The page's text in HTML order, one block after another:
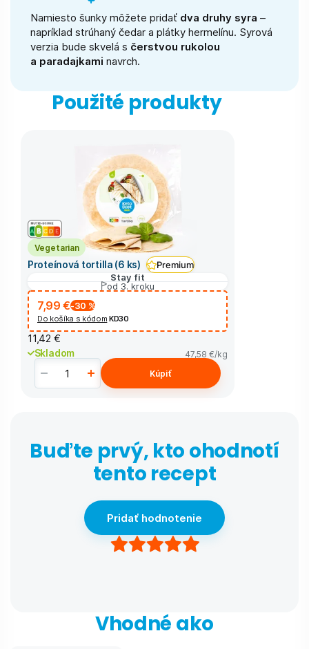
Namiesto šunky môžete pridať dva druhy syra –
napríklad strúhaný čedar a plátky hermelínu. Syrová
verzia bude skvelá s čerstvou rukolou
a paradajkami navrch.
Použité produkty
Vegetarian
Proteínová tortilla (6 ks) Premium
Stay fit
od 3. kroku
7,99 €-30 %
Do košíka s kódom KD30
11,42 €
Skladom 47,58 €/kg
Kúpiť
Buďte prvý, kto ohodnotí
tento recept
Pridať hodnotenie
Vhodné ako